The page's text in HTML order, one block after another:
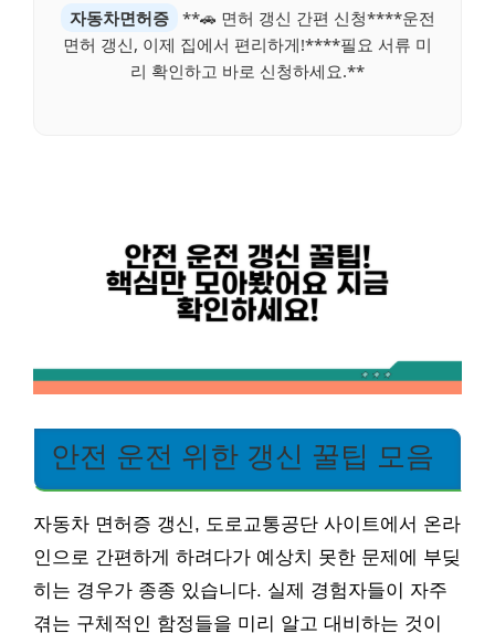
자동차면허증
**🚗 면허 갱신 간편 신청****운전
면허 갱신, 이제 집에서 편리하게!****필요 서류 미
리 확인하고 바로 신청하세요.**
안전 운전 위한 갱신 꿀팁 모음
자동차 면허증 갱신, 도로교통공단 사이트에서 온라
인으로 간편하게 하려다가 예상치 못한 문제에 부딪
히는 경우가 종종 있습니다. 실제 경험자들이 자주
겪는 구체적인 함정들을 미리 알고 대비하는 것이